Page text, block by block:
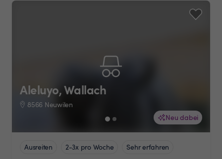
Neu dabei
Aleluyo, Wallach
8566 Neuwilen
Ausreiten 2-3x pro Woche
Sehr erfahren